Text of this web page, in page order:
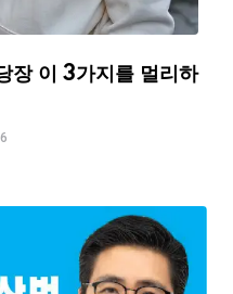
장 이 3가지를 멀리하